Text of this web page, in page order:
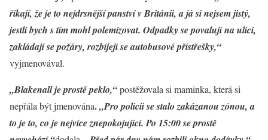
říkají, že je to nejdrsnější panství v Británii, a já si nejsem jistý,
jestli bych s tím mohl polemizovat. Odpadky se povalují na ulici,
zakládají se požáry, rozbíjejí se autobusové přístřešky,“
vyjmenovával.
„Blakenall je prostě peklo,“postěžovala si maminka, která si
nepřála být jmenována.„Pro policii se stalo zakázanou zónou, a
to je to, co je nejvíce znepokojující. Po 15:00 se prostě